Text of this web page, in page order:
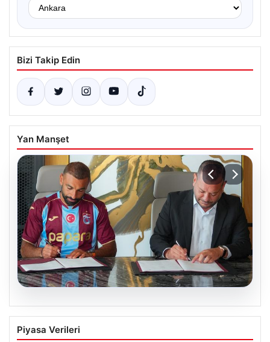
Bizi Takip Edin
Yan Manşet
06.08.2026
Trabzonspor Salah’ın maliyetini
açıkladı!
Piyasa Verileri